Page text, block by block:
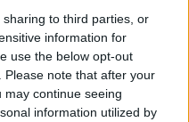
to third parties, or
information for
use the below opt-out
note that after your
continue seeing
information utilized by